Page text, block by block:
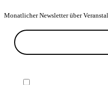
Monatlicher Newsletter über